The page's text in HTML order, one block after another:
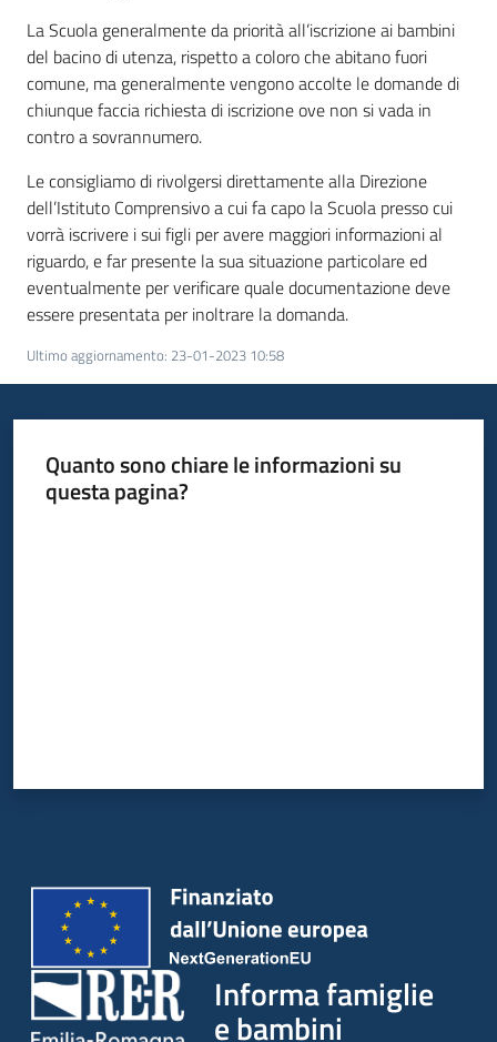
La Scuola generalmente da priorità all’iscrizione ai bambini
del bacino di utenza, rispetto a coloro che abitano fuori
comune, ma generalmente vengono accolte le domande di
chiunque faccia richiesta di iscrizione ove non si vada in
contro a sovrannumero.
Le consigliamo di rivolgersi direttamente alla Direzione
dell’Istituto Comprensivo a cui fa capo la Scuola presso cui
vorrà iscrivere i sui figli per avere maggiori informazioni al
riguardo, e far presente la sua situazione particolare ed
eventualmente per verificare quale documentazione deve
essere presentata per inoltrare la domanda.
Ultimo aggiornamento: 23-01-2023 10:58
Quanto sono chiare le informazioni su
questa pagina?
Informa famiglie
e bambini